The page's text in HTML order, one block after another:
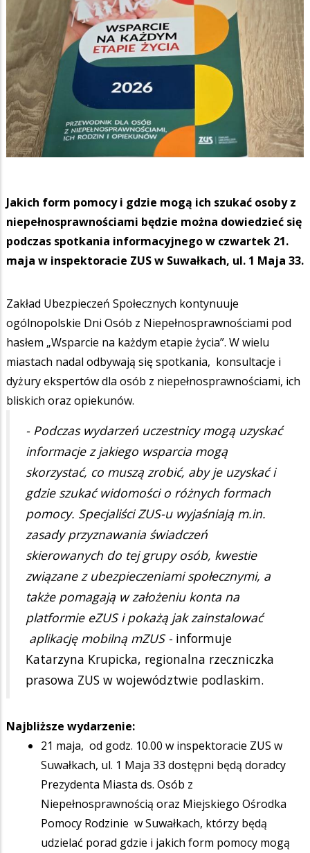
Jakich form pomocy i gdzie mogą ich szukać osoby z
niepełnosprawnościami będzie można dowiedzieć się
podczas spotkania informacyjnego w czwartek 21.
maja w inspektoracie ZUS w Suwałkach, ul. 1 Maja 33.
Zakład Ubezpieczeń Społecznych kontynuuje
ogólnopolskie Dni Osób z Niepełnosprawnościami pod
hasłem „Wsparcie na każdym etapie życia”. W wielu
miastach nadal odbywają się spotkania, konsultacje i
dyżury ekspertów dla osób z niepełnosprawnościami, ich
bliskich oraz opiekunów.
- Podczas wydarzeń uczestnicy mogą uzyskać
informacje z jakiego wsparcia mogą
skorzystać, co muszą zrobić, aby je uzyskać i
gdzie szukać widomości o różnych formach
pomocy. Specjaliści ZUS-u wyjaśniają m.in.
zasady przyznawania świadczeń
skierowanych do tej grupy osób, kwestie
związane z ubezpieczeniami społecznymi, a
także pomagają w założeniu konta na
platformie eZUS i pokażą jak zainstalować
aplikację mobilną mZUS - informuje
Katarzyna Krupicka, regionalna rzeczniczka
prasowa ZUS w województwie podlaskim.
Najbliższe wydarzenie:
21 maja, od godz. 10.00 w inspektoracie ZUS w
Suwałkach, ul. 1 Maja 33 dostępni będą doradcy
Prezydenta Miasta ds. Osób z
Niepełnosprawnością oraz Miejskiego Ośrodka
Pomocy Rodzinie w Suwałkach, którzy będą
udzielać porad gdzie i jakich form pomocy mogą